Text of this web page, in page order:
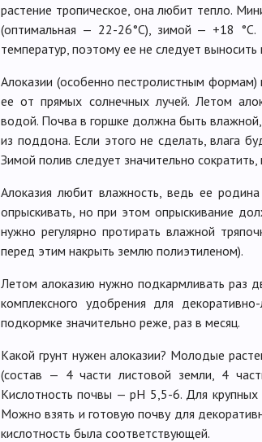
растение тропическое, она любит тепло.
(оптимальная — 22-26°C), зимой — +18 °C.
температур, поэтому ее не следует
Алоказии (особенно пестролистным
ее от прямых солнечных лучей. Летом
водой. Почва в горшке должна быть
из поддона. Если этого не сделать, влага
Зимой полив следует значительно
Алоказия любит влажность, ведь ее
опрыскивать, но при этом опрыскивание
нужно регулярно протирать влажной
перед этим накрыть землю полиэтиленом).
Летом алоказию нужно подкармливать раз
комплексного удобрения для
подкормке значительно реже, раз в месяц.
Какой грунт нужен алоказии? Молодые
(состав — 4 части листовой земли, 4
Кислотность почвы — pH 5,5-6. Для крупных
Можно взять и готовую почву для
кислотность была соответствующей.